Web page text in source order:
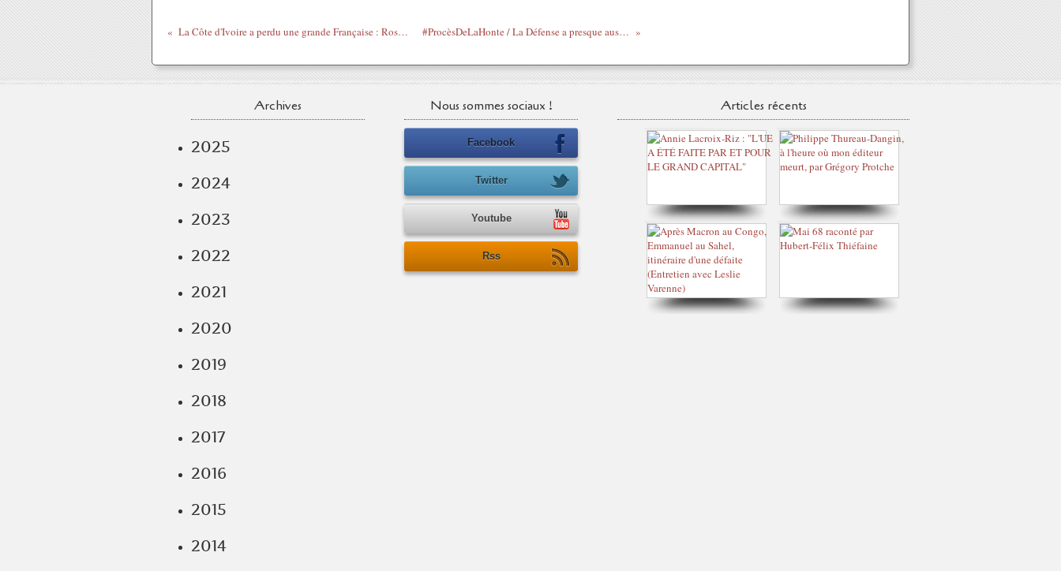
La Côte d'Ivoire a perdu une grande Française : Rose Morvan, par Clotilde Ohouochi, vice-pdte du FPI et ancienne ministre #ProcèsDeLaHonte / La Défense a presque aussi peu enquêté que l'Accusation... (#CPI #FreeGbagbo #IVERIS)
Archives
2025
2024
2023
2022
2021
2020
2019
2018
2017
2016
2015
2014
Nous sommes sociaux !
Facebook
Twitter
Youtube
Rss
Articles récents